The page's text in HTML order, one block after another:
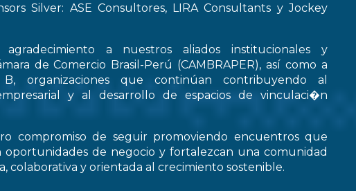
Silver: ASE Consultores, LIRA Consultants y Jockey
agradecimiento a nuestros aliados institucionales y
de Comercio Brasil-Perú (CAMBRAPER), así como a
organizaciones que continúan contribuyendo al
y al desarrollo de espacios de vinculaci�n
compromiso de seguir promoviendo encuentros que
oportunidades de negocio y fortalezcan una comunidad
colaborativa y orientada al crecimiento sostenible.